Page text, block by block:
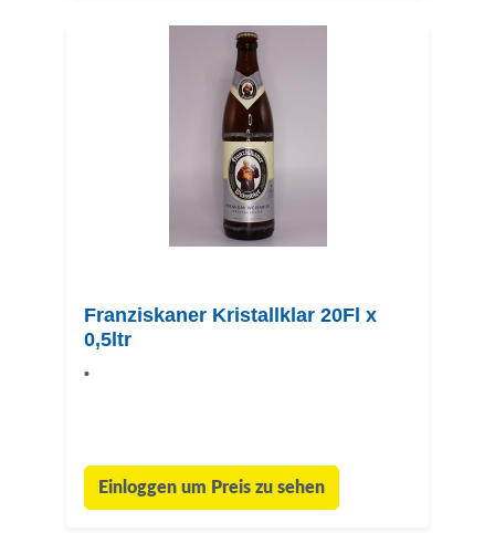
Franziskaner Kristallklar 20Fl x
0,5ltr
•
Einloggen um Preis zu sehen